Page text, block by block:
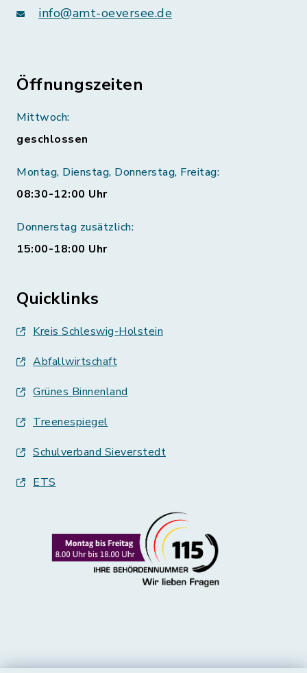
info@amt-oeversee.de
Öffnungszeiten
Mittwoch:
geschlossen
Montag, Dienstag, Donnerstag, Freitag:
08:30-12:00 Uhr
Donnerstag zusätzlich:
15:00-18:00 Uhr
Quicklinks
Kreis Schleswig-Holstein
Abfallwirtschaft
Grünes Binnenland
Treenespiegel
Schulverband Sieverstedt
ETS